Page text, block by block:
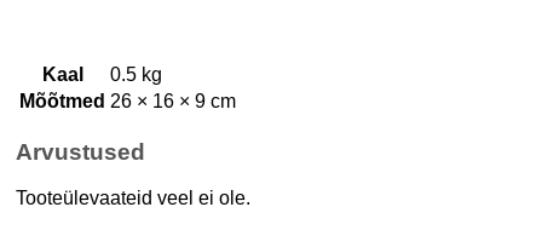
Kaal
0.5 kg
Mõõtmed 26 × 16 × 9 cm
Arvustused
Tooteülevaateid veel ei ole.